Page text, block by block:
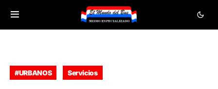
#URBANOS Servicios